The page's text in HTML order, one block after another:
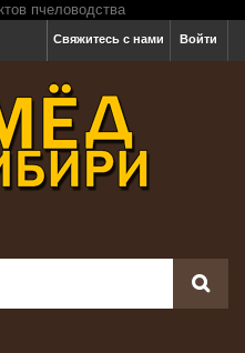
Войти
Свяжитесь с нами